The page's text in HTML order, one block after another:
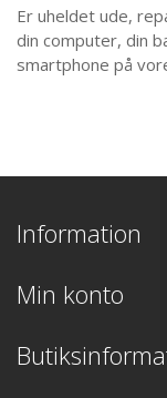
Er uheldet ude,
din computer, din
smartphone på
Information
Min konto